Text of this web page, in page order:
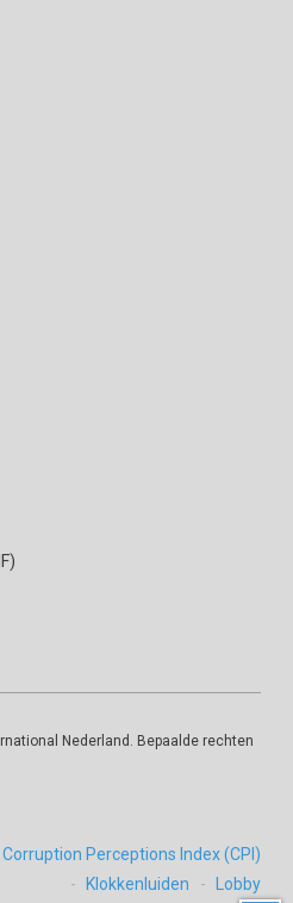
Nederland. Bepaalde rechten
Corruption Perceptions Index (CPI)
Klokkenluiden
Lobby